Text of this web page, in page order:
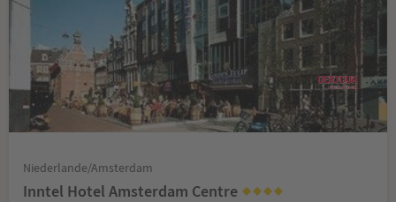
Niederlande/Amsterdam
Inntel Hotel Amsterdam Centre